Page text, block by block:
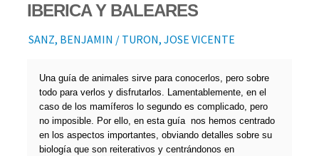
IBERICA Y BALEARES
SANZ, BENJAMIN / TURON, JOSE VICENTE
Una guía de animales sirve para conocerlos, pero sobre
todo para verlos y disfrutarlos. Lamentablemente, en el
caso de los mamíferos lo segundo es complicado, pero
no imposible. Por ello, en esta guía nos hemos centrado
en los aspectos importantes, obviando detalles sobre su
biología que son reiterativos y centrándonos en